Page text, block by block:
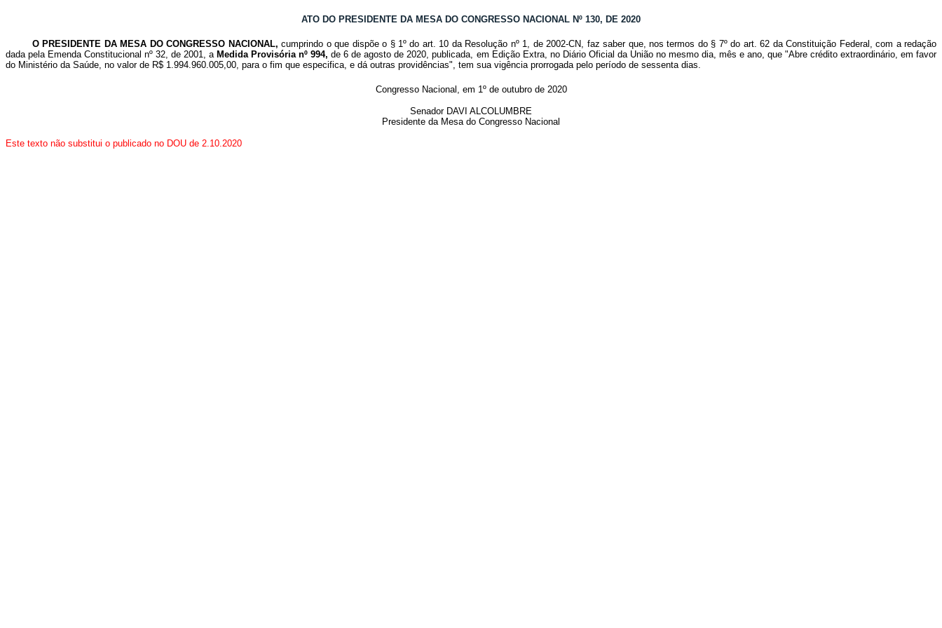
ATO DO PRESIDENTE DA MESA DO CONGRESSO NACIONAL Nº 130, DE 2020
O PRESIDENTE DA MESA DO CONGRESSO NACIONAL, cumprindo o que dispõe o § 1º do art. 10 da Resolução nº 1, de 2002-CN, faz saber que, nos termos do § 7º do art. 62 da Constituição Federal, com a redação
dada pela Emenda Constitucional nº 32, de 2001, a Medida Provisória nº 994, de 6 de agosto de 2020, publicada, em Edição Extra, no Diário Oficial da União no mesmo dia, mês e ano, que "Abre crédito extraordinário, em favor
do Ministério da Saúde, no valor de R$ 1.994.960.005,00, para o fim que especifica, e dá outras providências", tem sua vigência prorrogada pelo período de sessenta dias.
Congresso Nacional, em 1º de outubro de 2020
Senador DAVI ALCOLUMBRE
Presidente da Mesa do Congresso Nacional
Este texto não substitui o publicado no DOU de 2.10.2020